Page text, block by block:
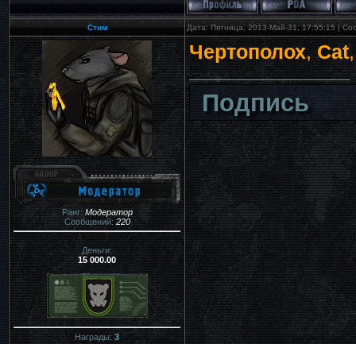
Стим Дата: Пятница, 2013-Май-31, 17:55:15 |
Ранг:Модератор
Сообщений: 220
Деньги:
15 000.00
Награды: 3
Чертополох,Cat
Подпись